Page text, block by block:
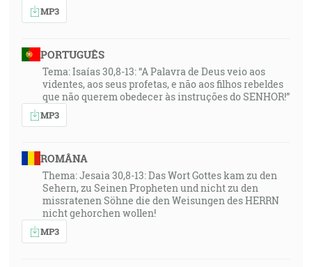
MP3
PORTUGUÊS
Tema: Isaías 30,8-13: “A Palavra de Deus veio aos
videntes, aos seus profetas, e não aos filhos rebeldes
que não querem obedecer às instruções do SENHOR!”
MP3
ROMÂNA
Thema: Jesaia 30,8-13: Das Wort Gottes kam zu den
Sehern, zu Seinen Propheten und nicht zu den
missratenen Söhne die den Weisungen des HERRN
nicht gehorchen wollen!
MP3